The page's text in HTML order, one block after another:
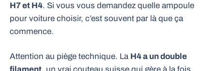
H7 et H4. Si vous vous demandez quelle ampoule
pour voiture choisir, c’est souvent par là que ça
commence.
Attention au piège technique. La H4 a un double